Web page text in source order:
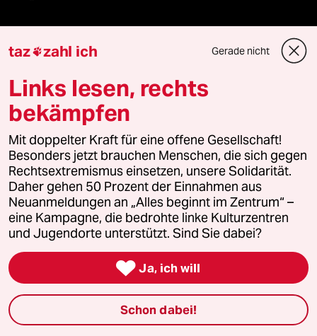
Newsletter
team zukunft
taz frisch
taz zahl ich
taz lab Infobrief
Veranstaltungen
Demnächst
taz zahl ich Gerade nicht
Links lesen, rechts
bekämpfen
Mit doppelter Kraft für eine offene Gesellschaft!
Besonders jetzt brauchen Menschen, die sich gegen
Rechtsextremismus einsetzen, unsere Solidarität.
Daher gehen 50 Prozent der Einnahmen aus
Neuanmeldungen an „Alles beginnt im Zentrum“ –
eine Kampagne, die bedrohte linke Kulturzentren
und Jugendorte unterstützt. Sind Sie dabei?
 Ja, ich will
Schon dabei!